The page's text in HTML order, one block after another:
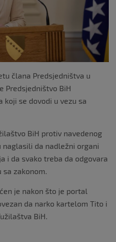
člana Predsjedništva u
Predsjedništvo BiH
se dovodi u vezu sa
BiH protiv navedenog
naglasili da nadležni organi
i da svako treba da odgovara
zakonom.
je nakon što je portal
da narko kartelom Tito i
BiH.